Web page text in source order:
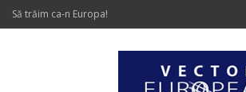
Să trăim ca-n Europa!